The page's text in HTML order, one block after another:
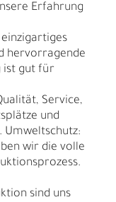
Erfahrung
hervorragende
ist gut für
Service,
und
wir die volle
sind uns